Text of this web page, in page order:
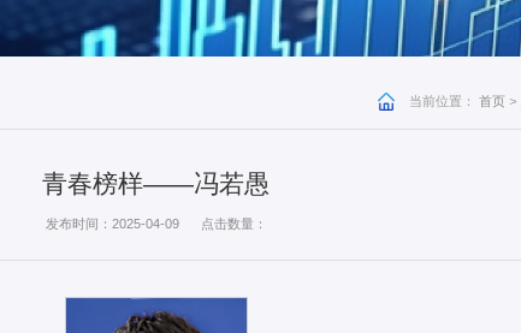
当前位置： 首页 >
青春榜样——冯若愚
发布时间：2025-04-09 点击数量：